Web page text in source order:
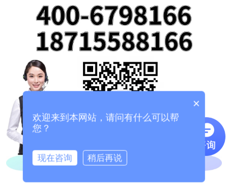
×
欢迎来到本网站，请问有什么可以帮
您？
现在咨询 稍后再说